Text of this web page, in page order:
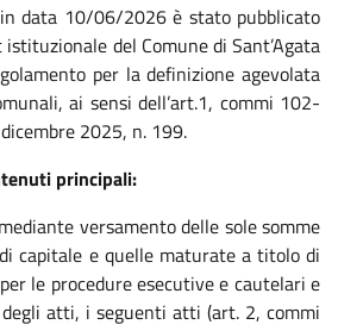
data 10/06/2026 è stato pubblicato
del Comune di Sant’Agata
per la definizione agevolata
ai sensi dell’art.1, commi 102-
2025, n. 199.
principali:
versamento delle sole somme
capitale e quelle maturate a titolo di
le procedure esecutive e cautelari e
atti, i seguenti atti (art. 2, commi